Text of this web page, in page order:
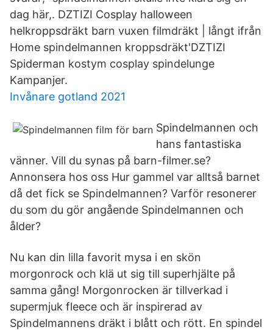
dag här,. DZTIZI Cosplay halloween
helkroppsdräkt barn vuxen filmdräkt | långt ifrån
Home spindelmannen kroppsdräkt'DZTIZI
Spiderman kostym cosplay spindelunge
Kampanjer.
Invånare gotland 2021
Spindelmannen och
hans fantastiska
vänner. Vill du synas på barn-filmer.se?
Annonsera hos oss Hur gammel var alltså barnet
då det fick se Spindelmannen? Varför resonerer
du som du gör angående Spindelmannen och
ålder?
Nu kan din lilla favorit mysa i en skön
morgonrock och klä ut sig till superhjälte på
samma gång! Morgonrocken är tillverkad i
supermjuk fleece och är inspirerad av
Spindelmannens dräkt i blått och rött. En spindel